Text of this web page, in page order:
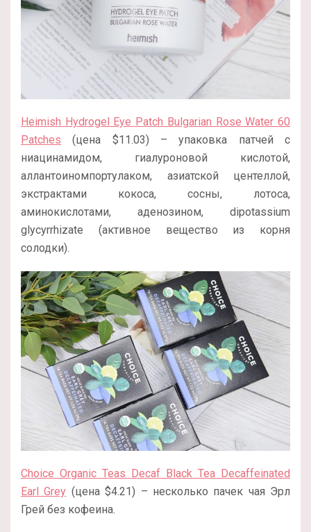
Heimish Hydrogel Eye Patch Bulgarian Rose Water 60
Patches (цена $11.03) – упаковка патчей с
ниацинамидом, гиалуроновой кислотой,
аллантоиномпортулаком, азиатской центеллой,
экстрактами кокоса, сосны, лотоса,
аминокислотами, аденозином, dipotassium
glycyrrhizate (активное вещество из корня
солодки).
Choice Organic Teas Decaf Black Tea Decaffeinated
Earl Grey (цена $4.21) – несколько пачек чая Эрл
Грей без кофеина.